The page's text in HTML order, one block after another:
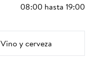
08:00 hasta 19:00
Vino y cerveza